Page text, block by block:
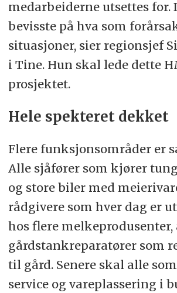
medarbeiderne utsettes for.
bevisste på hva som
situasjoner, sier regionsjef
i Tine. Hun skal lede dette
prosjektet.
Hele spekteret dekket
Flere funksjonsområder er
Alle sjåfører som kjører
og store biler med
rådgivere som hver dag er
hos flere melkeprodusenter,
gårdstankreparatører som
til gård. Senere skal alle
service og vareplassering i